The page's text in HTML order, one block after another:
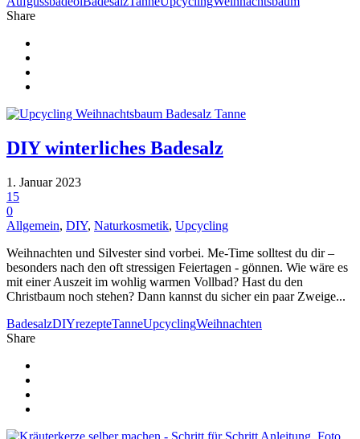
Share
DIY winterliches Badesalz
1. Januar 2023
15
0
Allgemein, DIY, Naturkosmetik, Upcycling
Weihnachten und Silvester sind vorbei. Me-Time solltest du dir –
besonders nach den oft stressigen Feiertagen - gönnen. Wie wäre es
mit einer Auszeit im wohlig warmen Vollbad? Hast du den
Christbaum noch stehen? Dann kannst du sicher ein paar Zweige...
BadesalzDIYrezepteTanneUpcyclingWeihnachten
Share